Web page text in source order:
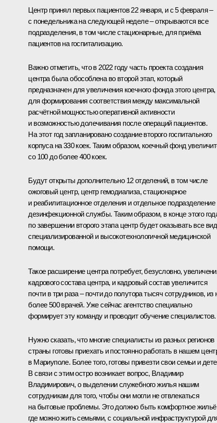
Центр принял первых пациентов 22 января, и с 5 февраля –
с понедельника на следующей неделе – открываются все
подразделения, в том числе стационарные, для приёма
пациентов на госпитализацию.
Важно отметить, что в 2022 году часть проекта создания
центра была обособлена во второй этап, который
предназначен для увеличения коечного фонда этого центра,
для формирования соответствия между максимальной
расчётной мощностью оперативной активности
и возможностью долечивания после операций пациентов.
На этот год запланировано создание второго госпитального
корпуса на 330 коек. Таким образом, коечный фонд
со 100 до более 400 коек.
Будут открыты дополнительно 12 отделений, в том числе
ожоговый центр, центр гемодиализа, стационарное
и реабилитационное отделения и отдельное подразделение
дезинфекционной службы. Таким образом, в конце этого
по завершении второго этапа центр будет оказывать все
специализированной и высокотехнологичной медицинской
помощи.
Такое расширение центра потребует, безусловно,
кадрового состава центра, и кадровый состав увеличится
почти в три раза – почти до полутора тысяч сотрудников, из
более 500 врачей. Уже сейчас агентство специально
формирует эту команду и проводит обучение специалистов.
Нужно сказать, что многие специалисты из разных регионов
страны готовы приехать и постоянно работать в нашем
в Мариуполе. Более того, готовы привезти свои семьи и
В связи с этим остро возникает вопрос, Владимир
Владимирович, о выделении служебного жилья нашим
сотрудникам для того, чтобы они могли не отвлекаться
на бытовые проблемы. Это должно быть комфортное
где можно жить семьями, с социальной инфраструктурой